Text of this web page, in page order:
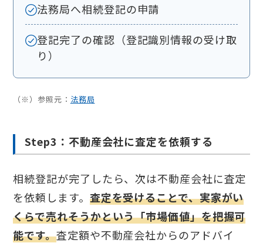
法務局へ相続登記の申請
登記完了の確認（登記識別情報の受け取
り）
（※）参照元： 法務局
Step3：不動産会社に査定を依頼する
相続登記が完了したら、次は不動産会社に査定
を依頼します。 査定を受けることで、実家がい
くらで売れそうかという「市場価値」を把握可
能です。査定額や不動産会社からのアドバイ